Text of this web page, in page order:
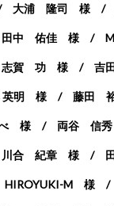
大浦 隆司 様 /
中 佑佳 様 /
志賀 功 様 / 吉
英明 様 / 藤田
べ 様 / 両谷
合 紀章 様 /
M 様 /